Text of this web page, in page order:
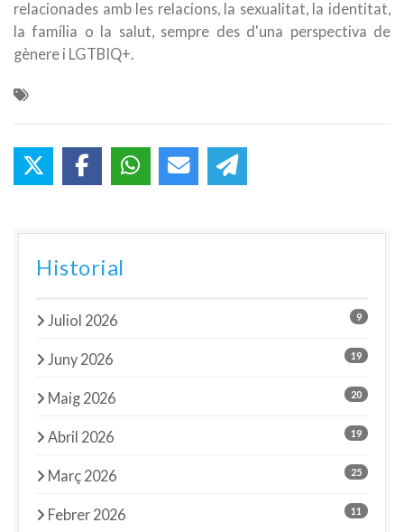
relacionades amb les relacions, la sexualitat, la identitat,
la família o la salut, sempre des d'una perspectiva de
gènere i LGTBIQ+.
Historial
Juliol 2026 9
Juny 2026 19
Maig 2026 20
Abril 2026 19
Març 2026 25
Febrer 2026 11